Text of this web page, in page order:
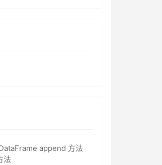
append 方法
法